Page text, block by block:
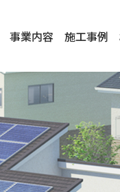
事業内容 施工事例